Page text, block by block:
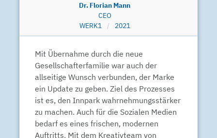
Dr. Florian Mann
CEO
WERK1
2021
Mit Übernahme durch die neue
Gesellschafterfamilie war auch der
allseitige Wunsch verbunden, der Marke
ein Update zu geben. Ziel des Prozesses
ist es, den Innpark wahrnehmungsstärker
zu machen. Auch für die Sozialen Medien
bedarf es eines frischen, modernen
Auftritts. Mit dem Kreativteam von